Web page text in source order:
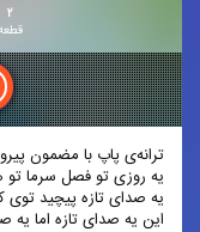
۲
ترانه‌ی پاپ با مضمون
یه روزی تو فصل سرما تو
یه صدای تازه پیچید توی
این یه صدای تازه اما یه